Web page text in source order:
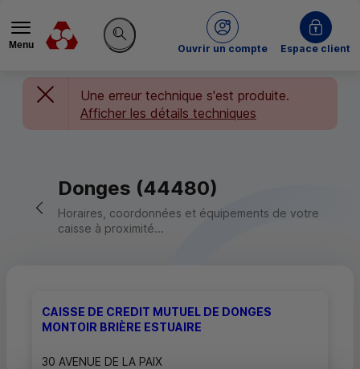
Menu
Rechercher sur le site
Ouvrir un compte
du Crédit MutuelEspace client
Une erreur technique s'est produite.
Afficher les détails techniques
Retour vers la page précédente
Donges (44480)
Horaires, coordonnées et équipements de votre
caisse à proximité...
CAISSE DE CREDIT MUTUEL DE DONGES
MONTOIR BRIÈRE ESTUAIRE
30 AVENUE DE LA PAIX